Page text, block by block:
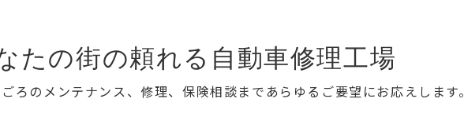
たの街の頼れる自動車修理工場
ろのメンテナンス、修理、保険相談まであらゆるご要望にお応えします。